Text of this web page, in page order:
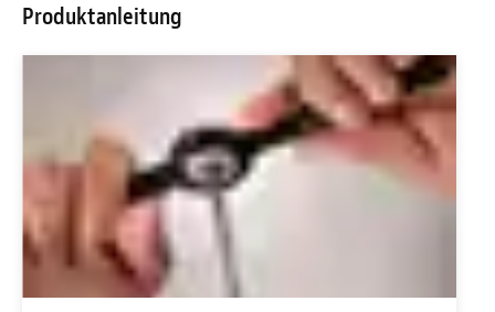
Produktanleitung